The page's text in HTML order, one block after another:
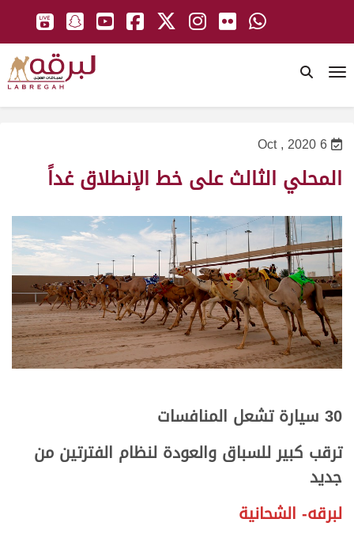
6 Oct , 2020
المحلي الثالث على خط الإنطلاق غداً
30 سيارة تشعل المنافسات
ترقب كبير للسباق والعودة لنظام الفترتين من
جديد
لبرقه- الشحانية